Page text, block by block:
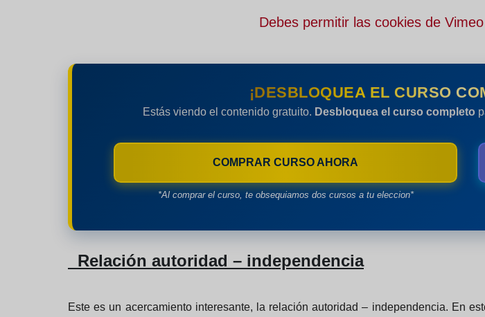
Debes permitir las cookies de
¡DESBLOQUEA EL CURSO
Estás viendo el contenido gratuito. Desbloquea el curso completo
COMPRAR CURSO AHORA
*Al comprar el curso, te obsequiamos dos cursos a tu eleccion*
Relación autoridad – independencia
Este es un acercamiento interesante, la relación autoridad – independencia. En